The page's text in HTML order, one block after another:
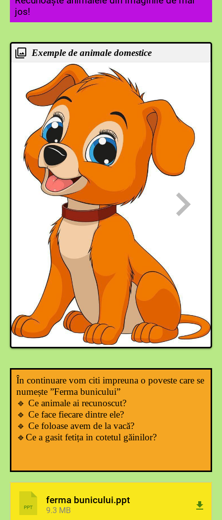
jos!
Exemple de animale domestice
În continuare vom citi impreuna o poveste care se
numește ”Ferma bunicului”
🔹 Ce animale ai recunoscut?
🔹 Ce face fiecare dintre ele?
🔹 Ce foloase avem de la vacă?
🔹Ce a gasit fetița in cotetul găinilor?
PPT
ferma bunicului.ppt
9.3 MB